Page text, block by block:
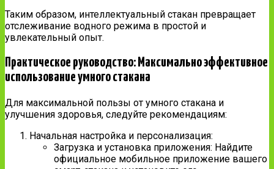
Таким образом, интеллектуальный стакан превращает
отслеживание водного режима в простой и
увлекательный опыт.
Практическое руководство: Максимально эффективное
использование умного стакана
Для максимальной пользы от умного стакана и
улучшения здоровья, следуйте рекомендациям:
Начальная настройка и персонализация:
Загрузка и установка приложения: Найдите
официальное мобильное приложение вашего